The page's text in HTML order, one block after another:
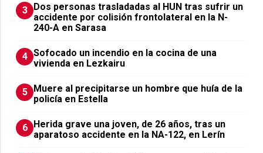
3 ​Dos personas trasladadas al HUN tras sufrir un
accidente por colisión frontolateral en la N-
240-A en Sarasa
4 Sofocado un incendio en la cocina de una
vivienda en Lezkairu
5 Muere al precipitarse un hombre que huía de la
policía en Estella
6 Herida grave una joven, de 26 años, tras un
aparatoso accidente en la NA-122, en Lerín